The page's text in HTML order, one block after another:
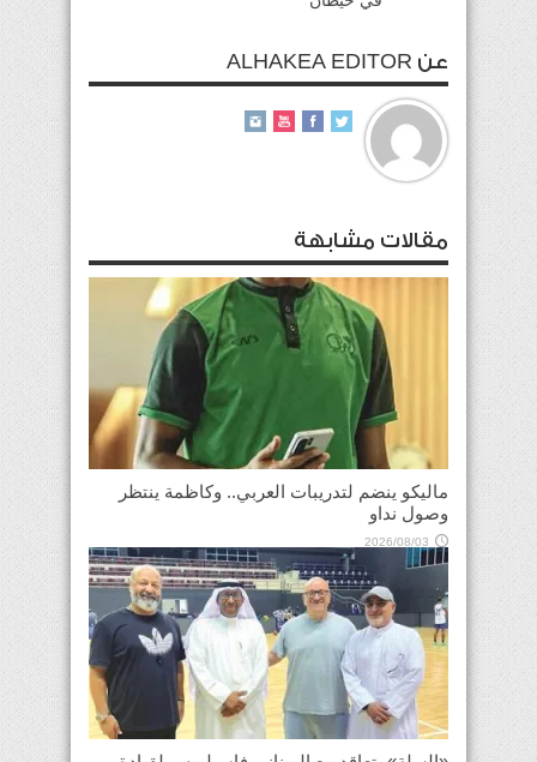
عن ALHAKEA EDITOR
مقالات مشابهة
ماليكو ينضم لتدريبات العربي.. وكاظمة ينتظر
وصول نداو
2026/08/03